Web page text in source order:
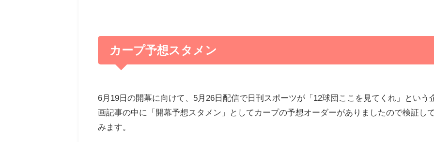
カープ予想スタメン
6月19日の開幕に向けて、5月26日配信で日刊スポーツが「12球団ここを見てくれ」という
画記事の中に「開幕予想スタメン」としてカープの予想オーダーがありましたので検証して
みます。